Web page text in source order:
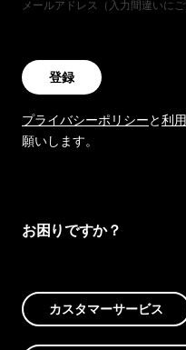
メールアドレス（入力間違いにご
登録
プライバシーポリシーと利
願いします。
お困りですか？
カスタマーサービス